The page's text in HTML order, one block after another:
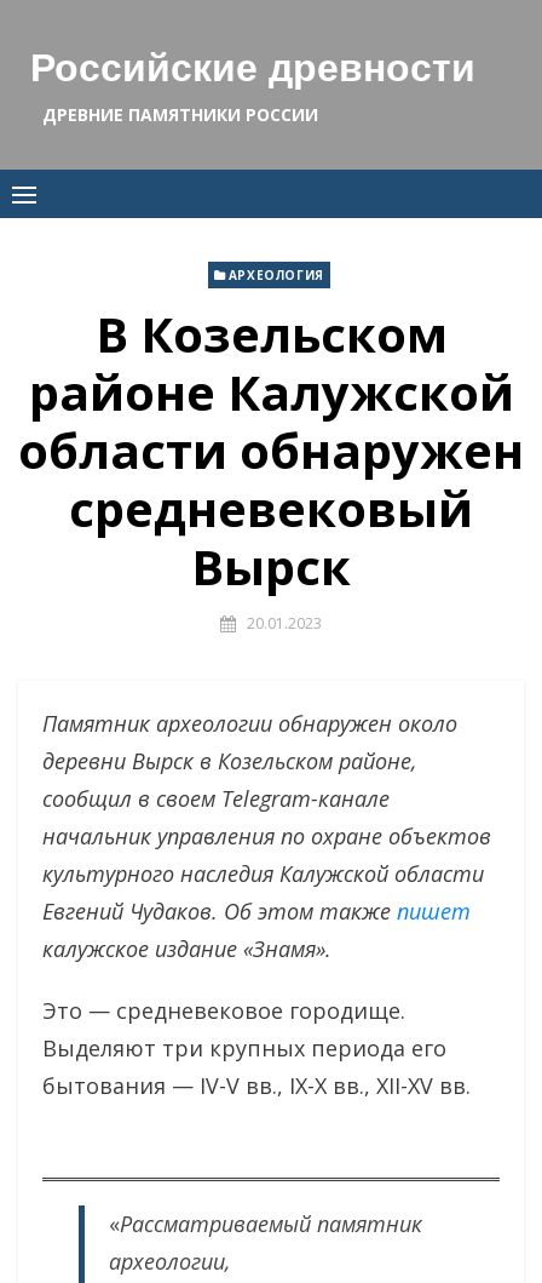
contentРоссийские древности
ДРЕВНИЕ ПАМЯТНИКИ РОССИИ
АРХЕОЛОГИЯ
В Козельском
районе Калужской
области обнаружен
средневековый
Вырск
20.01.2023
Памятник археологии обнаружен около
деревни Вырск в Козельском районе,
сообщил в своем Telegram-канале
начальник управления по охране объектов
культурного наследия Калужской области
Евгений Чудаков. Об этом также пишет
калужское издание «Знамя».
Это — средневековое городище.
Выделяют три крупных периода его
бытования — IV-V вв., IX-X вв., XII-XV вв.
«Рассматриваемый памятник
археологии,